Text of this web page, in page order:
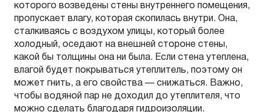
которого возведены стены внутреннего помещения,
пропускает влагу, которая скопилась внутри. Она,
сталкиваясь с воздухом улицы, который более
холодный, оседают на внешней стороне стены,
какой бы толщины она ни была. Если стена утеплена,
влагой будет покрываться утеплитель, поэтому он
может гнить, а его свойства — снижаться. Важно,
чтобы водяной пар не доходил до утеплителя, что
можно сделать благодаря гидроизоляции.